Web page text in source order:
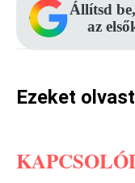
Állítsd
az
Ezeket